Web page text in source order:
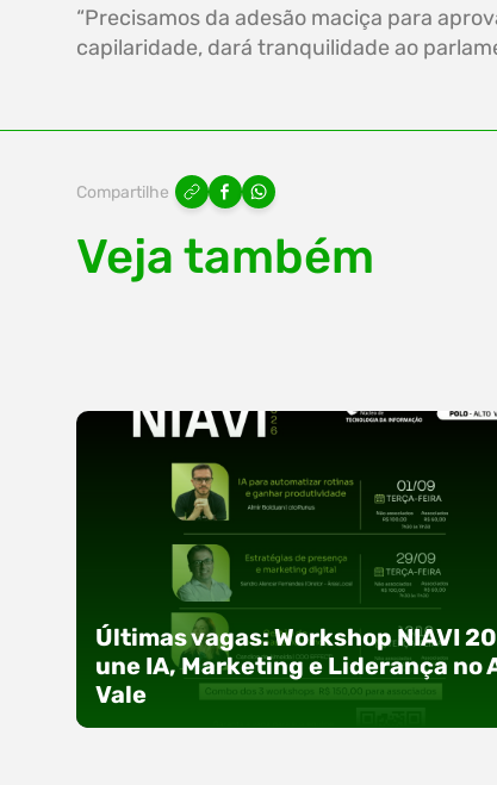
“Precisamos da adesão maciça para
capilaridade, dará tranquilidade ao
Compartilhe
Veja também
Últimas vagas: Workshop NIAVI
une IA, Marketing e Liderança no
Vale